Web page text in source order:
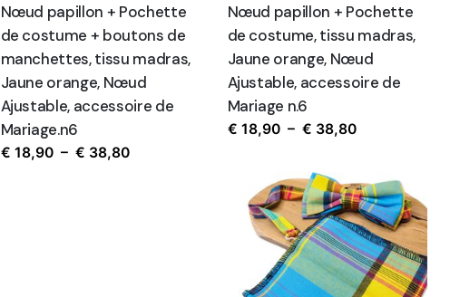
Nœud papillon + Pochette
de costume + boutons de
manchettes, tissu madras,
Jaune orange, Nœud
Ajustable, accessoire de
Mariage.n6
€ 18,90 – € 38,80Plage
Nœud papillon + Pochette
de costume, tissu madras,
Jaune orange, Nœud
Ajustable, accessoire de
Mariage n.6
€ 18,90 – € 38,80Plage
€ 18,90
à
€ 38,80